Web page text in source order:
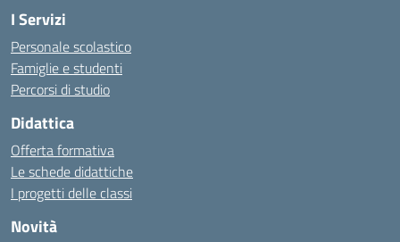
I Servizi
Personale scolastico
Famiglie e studenti
Percorsi di studio
Didattica
Offerta formativa
Le schede didattiche
I progetti delle classi
Novità